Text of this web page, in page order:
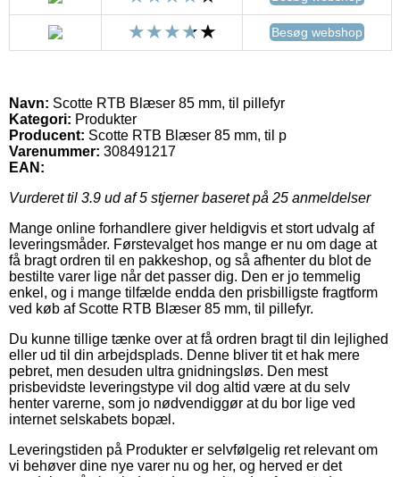
Besøg webshop
Navn: Scotte RTB Blæser 85 mm, til pillefyr
Kategori: Produkter
Producent: Scotte RTB Blæser 85 mm, til p
Varenummer: 308491217
EAN:
Vurderet til 3.9 ud af 5 stjerner baseret på 25 anmeldelser
Mange online forhandlere giver heldigvis et stort udvalg af
leveringsmåder. Førstevalget hos mange er nu om dage at
få bragt ordren til en pakkeshop, og så afhenter du blot de
bestilte varer lige når det passer dig. Den er jo temmelig
enkel, og i mange tilfælde endda den prisbilligste fragtform
ved køb af Scotte RTB Blæser 85 mm, til pillefyr.
Du kunne tillige tænke over at få ordren bragt til din lejlighed
eller ud til din arbejdsplads. Denne bliver tit et hak mere
pebret, men desuden ultra gnidningsløs. Den mest
prisbevidste leveringstype vil dog altid være at du selv
henter varerne, som jo nødvendiggør at du bor lige ved
internet selskabets bopæl.
Leveringstiden på Produkter er selvfølgelig ret relevant om
vi behøver dine nye varer nu og her, og herved er det